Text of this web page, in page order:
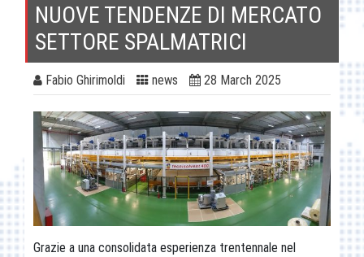
NUOVE TENDENZE DI MERCATO
SETTORE SPALMATRICI
Fabio Ghirimoldi news 28 March 2025
Grazie a una consolidata esperienza trentennale nel